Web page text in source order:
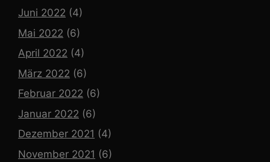
Juni 2022 (4)
Mai 2022 (6)
April 2022 (4)
März 2022 (6)
Februar 2022 (6)
Januar 2022 (6)
Dezember 2021 (4)
November 2021 (6)